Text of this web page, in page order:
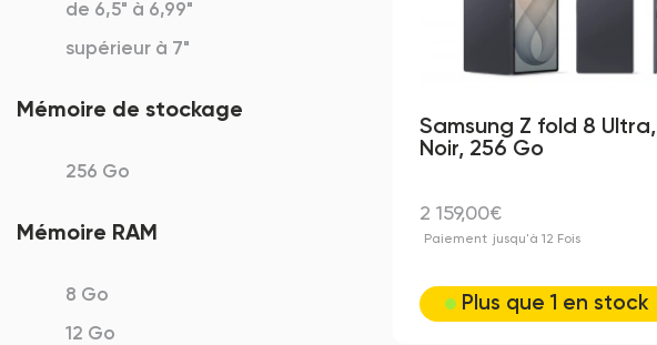
de 6,5" à 6,99"
supérieur à 7"
Mémoire de stockage
256 Go
Mémoire RAM
8 Go
12 Go
Samsung Z fold 8 Ultra,
Noir, 256 Go
2 159,00€
Paiement jusqu'à 12 Fois
Plus que 1 en stock